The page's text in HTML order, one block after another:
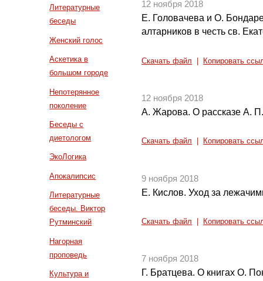
Литературные
беседы
Женский голос
Аскетика в
большом городе
Непотерянное
поколение
Беседы с
диетологом
ЭкоЛогика
Апокалипсис
Литературные
беседы. Виктор
Рутминский
Нагорная
проповедь
Культура и
12 ноября 2018
Е. Головачева и О.
алтарников в честь св.
Скачать файл Копировать
12 ноября 2018
А. Жарова. О рассказе А.
Скачать файл Копировать
9 ноября 2018
Е. Кислов. Уход за
Скачать файл Копировать
7 ноября 2018
Г. Братцева. О книгах О.